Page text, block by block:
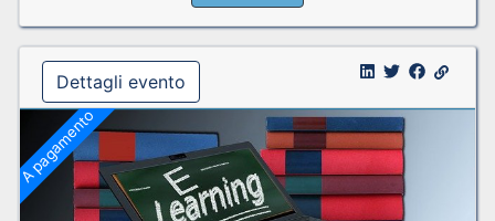
Dettagli evento
A pagamento